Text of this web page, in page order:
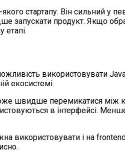
стартапу. Він сильний у
запускати продукт. Якщо
етапі.
використовувати
екосистемі.
швидше перемикатися між
в інтерфейсі.
використовувати і на